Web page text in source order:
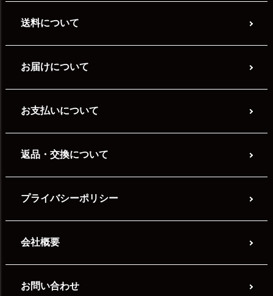
送料について
お届けについて
お支払いについて
返品・交換について
プライバシーポリシー
会社概要
お問い合わせ